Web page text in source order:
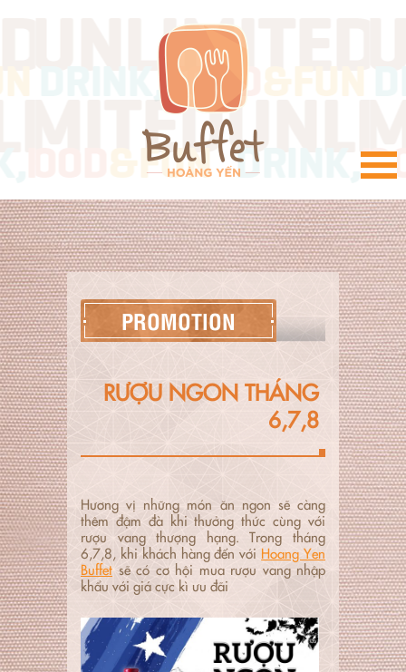
PROMOTION
RƯỢU NGON THÁNG
6,7,8
Hương vị những món ăn ngon sẽ càng
thêm đậm đà khi thưởng thức cùng với
rượu vang thượng hạng. Trong tháng
6,7,8, khi khách hàng đến với Hoang Yen
Buffet sẽ có cơ hội mua rượu vang nhập
khẩu với giá cực kì ưu đãi